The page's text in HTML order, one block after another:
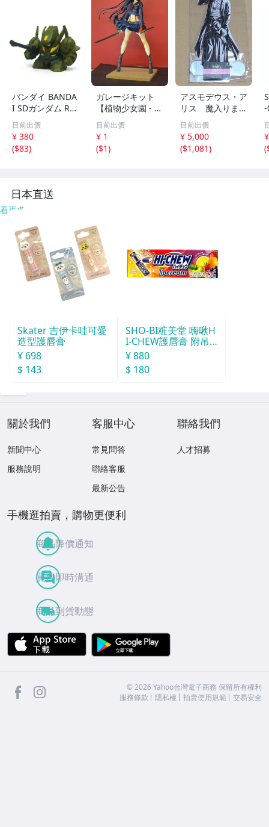
バンダイ BANDA
I SDガンダム RX-
110 ガブスレイ S
Dガンダムフルカ
ラー ステージ8
機動戦士ガンダム
目前出價
¥ 380
($83)
ガレージキット
【植物少女園 - 鬼
龍院皐月 鮮血ver.
『キルラキル』】
【未組立・正規
品・パーツチェッ
目前出價
¥ 1
($1)
アスモデウス・ア
リス 魔入りまし
た！入間くん 一
撃コレクション
くじ 特大アクス
タ モノクロ ア
目前出價
¥ 5,000
($1,081)
-
(
日本直送
看更多
Skater 吉伊卡哇可愛
造型護唇膏
¥ 698
$ 143
SHO-BI粧美堂 嗨啾H
I-CHEW護唇膏 附吊
飾(款式隨機)
¥ 880
$ 180
關於我們
新聞中心
服務說明
客服中心
常見問答
聯絡客服
最新公告
聯絡我們
人才招募
手機逛拍賣，購物更便利
商品降價通知
買賣即時溝通
商品到貨動態
APP Store
facebook ©2026 Yahoo台灣電子商務 保留所有權利
服務條款
隱私權 拍賣使用規範 交易安全